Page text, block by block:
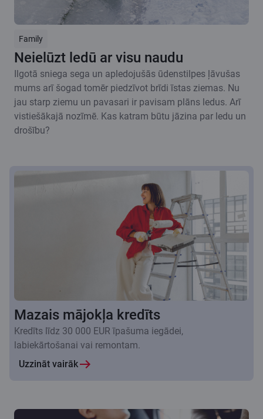
Family
Neielūzt ledū ar visu naudu
Ilgotā sniega sega un apledojušās ūdenstilpes ļāvušas
mums arī šogad tomēr piedzīvot brīdi īstas ziemas. Nu
jau starp ziemu un pavasari ir pavisam plāns ledus. Arī
vistiešākajā nozīmē. Kas katram būtu jāzina par ledu un
drošību?
Mazais mājokļa kredīts
Kredīts līdz 30 000 EUR īpašuma iegādei,
labiekārtošanai vai remontam.
Uzzināt vairāk